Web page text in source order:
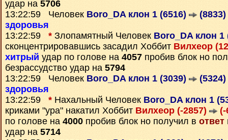
удар на 5706
13:22:59 Человек Boro_DA клон 1 (6516) (8833)
здоровья
13:22:59 * Злопамятный Человек Boro_DA клон 1
сконцентрировавшись засадил Хоббит Вилхеор
хитрый удар по голове на 4057 пробив блок но
безрассудство удар на 5794
13:22:59 Человек Boro_DA клон 1 (3039) (5324)
здоровья
13:22:59 * Нахальный Человек Boro_DA клон 1
криками "ура" накатил Хоббит Вилхеор (-2857)
(-
по голове на 4000 пробив блок но получил в ответ
удар на 5714